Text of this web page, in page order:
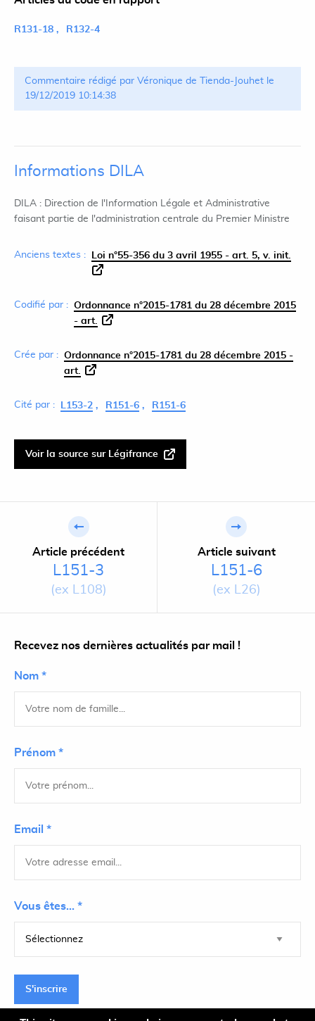
R131-18 R132-4
Commentaire rédigé par Véronique de Tienda-Jouhet le
19/12/2019 10:14:38
Informations DILA
DILA : Direction de l'Information Légale et Administrative
faisant partie de l'administration centrale du Premier Ministre
Anciens textes : Loi n°55-356 du 3 avril 1955 - art. 5, v. init.
Codifié par : Ordonnance n°2015-1781 du 28 décembre 2015
- art.
Crée par : Ordonnance n°2015-1781 du 28 décembre 2015 -
art.
Cité par : L153-2 R151-6 R151-6
Voir la source sur Légifrance
Article précédent
L151-3
(ex L108)
Article suivant
L151-6
(ex L26)
Recevez nos dernières actualités par mail !
Nom *
Prénom *
Email *
Vous êtes... *
S'inscrire